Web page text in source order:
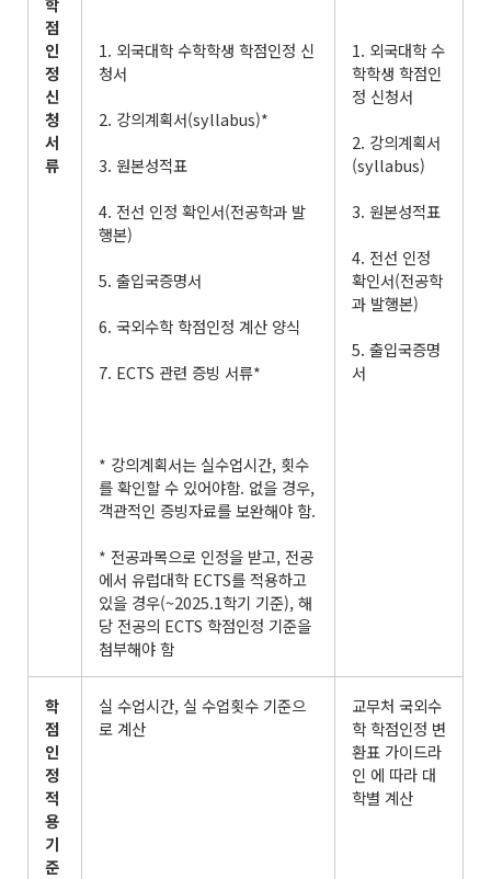
점
인
정
신
청
서
류
1. 외국대학 수학학생 학점인정 신
청서
2. 강의계획서(syllabus)*
3. 원본성적표
4. 전선 인정 확인서(전공학과 발
행본)
5. 출입국증명서
6. 국외수학 학점인정 계산 양식
7. ECTS 관련 증빙 서류*
* 강의계획서는 실수업시간, 횟수
를 확인할 수 있어야함. 없을 경우,
객관적인 증빙자료를 보완해야 함.
* 전공과목으로 인정을 받고, 전공
에서 유럽대학 ECTS를 적용하고
있을 경우(~2025.1학기 기준), 해
당 전공의 ECTS 학점인정 기준을
첨부해야 함
1. 외국대학 수
학학생 학점인
정 신청서
2. 강의계획서
(syllabus)
3. 원본성적표
4. 전선 인정
확인서(전공학
과 발행본)
5. 출입국증명
서
학
점
인
정
적
용
기
준
실 수업시간, 실 수업횟수 기준으
로 계산
교무처 국외수
학 학점인정 변
환표 가이드라
인 에 따라 대
학별 계산